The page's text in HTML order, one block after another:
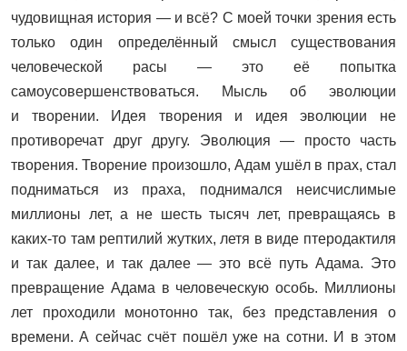
чудовищная история — и всё? С моей точки зрения есть
только один определённый смысл существования
человеческой расы — это её попытка
самоусовершенствоваться. Мысль об эволюции
и творении. Идея творения и идея эволюции не
противоречат друг другу. Эволюция — просто часть
творения. Творение произошло, Адам ушёл в прах, стал
подниматься из праха, поднимался неисчислимые
миллионы лет, а не шесть тысяч лет, превращаясь в
каких-то там рептилий жутких, летя в виде птеродактиля
и так далее, и так далее — это всё путь Адама. Это
превращение Адама в человеческую особь. Миллионы
лет проходили монотонно так, без представления о
времени. А сейчас счёт пошёл уже на сотни. И в этом